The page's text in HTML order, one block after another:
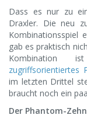
Dass es nur zu
Draxler. Die neu
Kombinationsspiel
gab es praktisch
Kombination
zugriffsorientiertes
im letzten Drittel
braucht noch ein
Der Phantom-